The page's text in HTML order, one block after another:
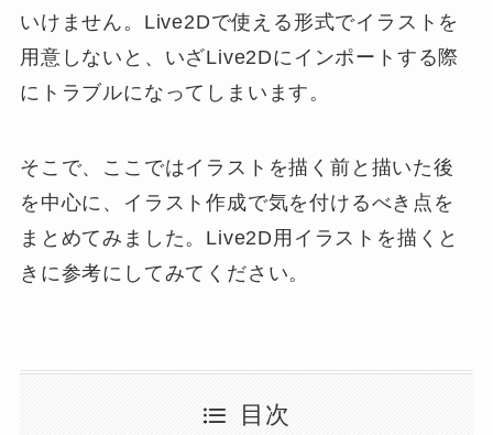
いけません。Live2Dで使える形式でイラストを
用意しないと、いざLive2Dにインポートする際
にトラブルになってしまいます。
そこで、ここではイラストを描く前と描いた後
を中心に、イラスト作成で気を付けるべき点を
まとめてみました。Live2D用イラストを描くと
きに参考にしてみてください。
目次